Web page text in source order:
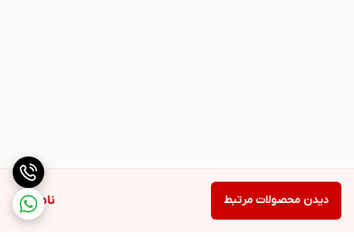
ناموجود دیدن محصولات مرتبط